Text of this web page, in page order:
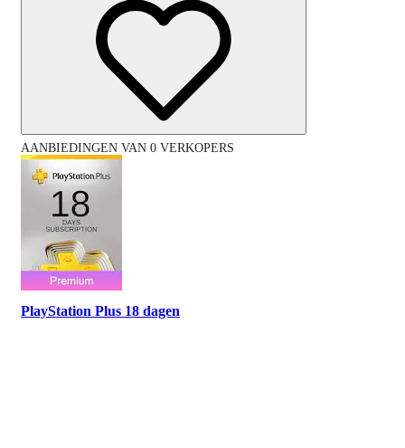
AANBIEDINGEN VAN 0 VERKOPERS
PlayStation Plus 18 dagen